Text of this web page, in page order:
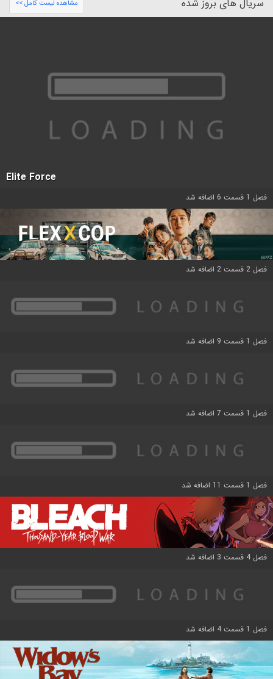
سریال های بروز شده مشاهده لیست کامل >>
Elite Force
فصل 1 قسمت 6 اضافه شد
فصل 2 قسمت 2 اضافه شد
فصل 1 قسمت 9 اضافه شد
فصل 1 قسمت 7 اضافه شد
فصل 1 قسمت 11 اضافه شد
فصل 4 قسمت 3 اضافه شد
فصل 1 قسمت 4 اضافه شد